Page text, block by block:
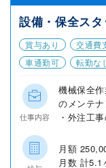
設備・保全スタ
賞与あり
交通費
車通勤可
転勤な
仕事内容
機械保全
のメンテ
・外注工
月額
月数 計5.1